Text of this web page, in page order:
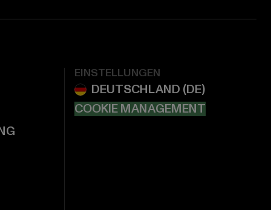
EINSTELLUNGEN
COOKIE MANAGEMENT